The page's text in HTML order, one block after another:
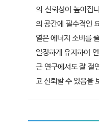
의 신뢰성이 높아집
의 공간에 필수적인
열은 에너지 소비를
일정하게 유지하여
근 연구에서도 잘 절
고 신뢰할 수 있음을